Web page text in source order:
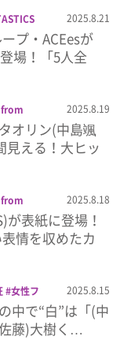
ア フ
斗 八木
生
那須
2025.8.21
プ・ACEesが
場！「5人全
from
仮面ライ
夏輝
知
2025.8.19
オリン(中島颯
見える！大ヒッ
from
木勇征
2025.8.18
が表紙に登場！
情を収めたカ
女性フ
2025.8.15
中で“白”は「(中
藤)大樹く…